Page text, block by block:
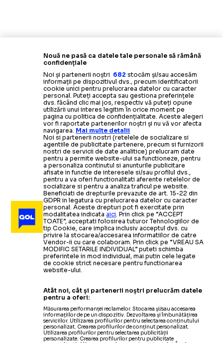
Nouă ne pasă ca datele tale personale să rămână
confidențiale
Noi și partenerii noștri 682 stocăm și/sau accesăm
informații pe dispozitivul dvs., precum identificatorii
cookie unici pentru prelucrarea datelor cu caracter
personal. Puteți accepta sau gestiona preferințele
dvs. făcând clic mai jos, respectiv vă puteți opune
utilizării unui interes legitim în orice moment pe
pagina cu politica de confidențialitate. Aceste alegeri
vor fi raportate partenerilor noștri și nu vă vor afecta
navigarea. Mai multe detalii
Noi si partenerii nostri (retelele de socializare si
agentiile de publicitate partenere, precum si furnizorii
nostri de servicii de date analitice) prelucram date
pentru a permite website-ului sa functioneze, pentru
a personaliza continutul si anunturile publicitare
afisate in functie de interesele si/sau profilul dvs.,
pentru a va oferi functionalitati aferente retelelor de
socializare si pentru a analiza traficul pe website.
Beneficiati de drepturile prevazute de art. 15-22 din
GDPR in legatura cu prelucrarea datelor cu caracter
personal. Aceste drepturi pot fi exercitate prin
modalitatea indicataaici. Prin click pe “ACCEPT
TOATE”, acceptati folosirea tuturor Tehnologiilor de
tip Cookie, care implica inclusiv acceptul dvs. cu
privire la stocarea/accesarea informatiilor de catre
Vendor-ii cu care colaboram. Prin click pe “VREAU SA
MODIFIC SETARILE INDIVIDUAL” puteti schimba
preferintele in mod individual, mai putin cele legate
de cookie strict necesare pentru functionarea
website-ului.
Atât noi, cât și partenerii noștri prelucrăm datele
pentru a oferi:
Măsurarea performanței reclamelor. Stocarea și/sau accesarea
informațiilor de pe un dispozitiv. Dezvoltarea și îmbunătățirea
serviciilor. Utilizarea profilurilor pentru selectarea conținutului
personalizat. Crearea profilurilor de conținut personalizat.
Utilizarea profilurilor pentru selectarea publicității
personalizate. Crearea profilurilor pentru publicitate